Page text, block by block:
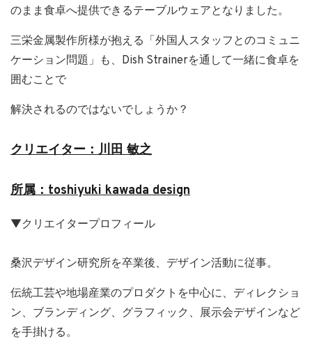
のまま食卓へ提供できるテーブルウェアとなりました。
三栄金属製作所様が抱える「外国人スタッフとのコミュニ
ケーション問題」も、Dish Strainerを通して一緒に食卓を
囲むことで
解決されるのではないでしょうか？
クリエイター：川田 敏之
所属：toshiyuki kawada design
▼クリエイタープロフィール
桑沢デザイン研究所を卒業後、デザイン活動に従事。
伝統工芸や地場産業のプロダクトを中心に、ディレクショ
ン、ブランディング、グラフィック、展示会デザインなど
を手掛ける。